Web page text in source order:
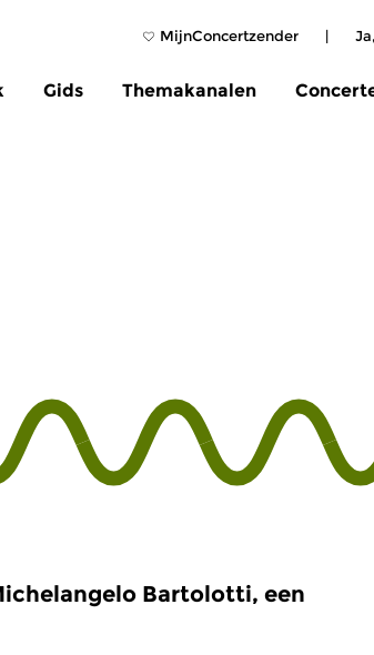
MijnConcertzender |
Gids Themakanalen
Bartolotti, een